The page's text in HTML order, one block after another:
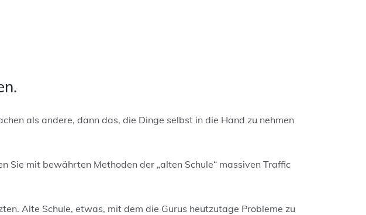
als andere, danndas, die Dinge selbst in die Hand zu nehmen
Sie mit bewährten Methoden der „alten Schule“ massiven Traffic
Alte Schule, etwas, mit dem die Gurus heutzutage Probleme zu